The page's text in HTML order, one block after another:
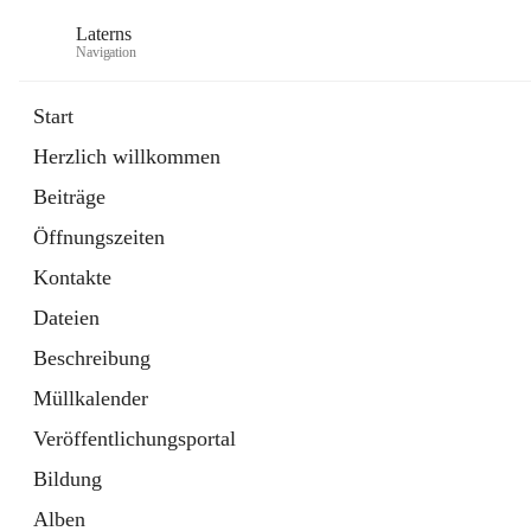
Laterns
Navigation
Start
Herzlich willkommen
Beiträge
Öffnungszeiten
Kontakte
Dateien
Beschreibung
Müllkalender
Veröffentlichungsportal
Bildung
Alben